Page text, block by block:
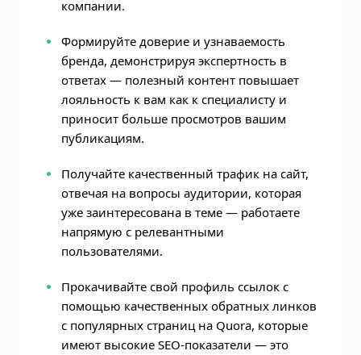
компании.
Формируйте доверие и узнаваемость
бренда, демонстрируя экспертность в
ответах — полезный контент повышает
лояльность к вам как к специалисту и
приносит больше просмотров вашим
публикациям.
Получайте качественный трафик на сайт,
отвечая на вопросы аудитории, которая
уже заинтересована в теме — работаете
напрямую с релевантными
пользователями.
Прокачивайте свой профиль ссылок с
помощью качественных обратных линков
с популярных страниц на Quora, которые
имеют высокие SEO-показатели — это